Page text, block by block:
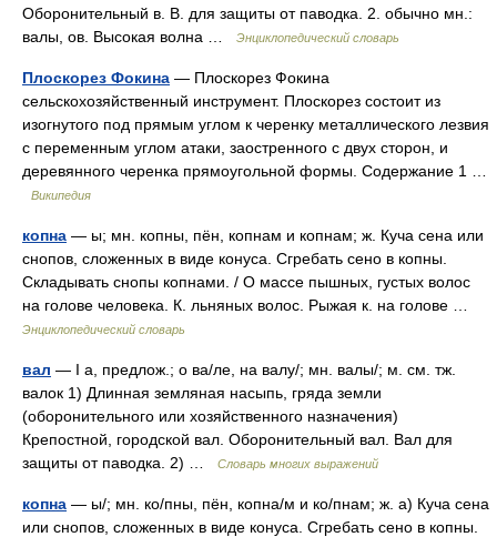
Оборонительный в. В. для защиты от паводка. 2. обычно мн.:
валы, ов. Высокая волна …
Энциклопедический словарь
Плоскорез Фокина — Плоскорез Фокина
сельскохозяйственный инструмент. Плоскорез состоит из
изогнутого под прямым углом к черенку металлического лезвия
с переменным углом атаки, заостренного с двух сторон, и
деревянного черенка прямоугольной формы. Содержание 1 …
Википедия
копна — ы; мн. копны, пён, копнам и копнам; ж. Куча сена или
снопов, сложенных в виде конуса. Сгребать сено в копны.
Складывать снопы копнами. / О массе пышных, густых волос
на голове человека. К. льняных волос. Рыжая к. на голове …
Энциклопедический словарь
вал — I а, предлож.; о ва/ле, на валу/; мн. валы/; м. см. тж.
валок 1) Длинная земляная насыпь, гряда земли
(оборонительного или хозяйственного назначения)
Крепостной, городской вал. Оборонительный вал. Вал для
защиты от паводка. 2) …
Словарь многих выражений
копна — ы/; мн. ко/пны, пён, копна/м и ко/пнам; ж. а) Куча сена
или снопов, сложенных в виде конуса. Сгребать сено в копны.